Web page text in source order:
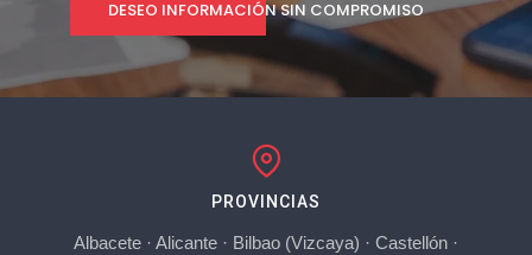
DESEO INFORMACIÓN SIN COMPROMISO
PROVINCIAS
Albacete· Alicante· Bilbao (Vizcaya) · Castellón·